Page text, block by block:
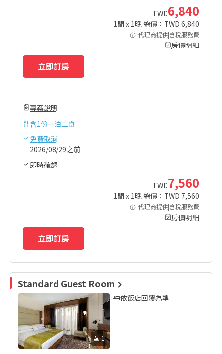
TWD6,840
1間 x 1晚 總價：TWD 6,840
代理商提供|含稅服務費
房價明細
立即訂房
專案說明
含1份一泊二食
免費取消
2026/08/29之前
即時確認
TWD7,560
1間 x 1晚 總價：TWD 7,560
代理商提供|含稅服務費
房價明細
立即訂房
Standard Guest Room
1
依飯店回覆為準